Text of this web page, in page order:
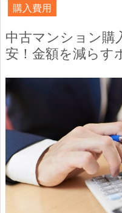
購入費用
中古マンション購
安！金額を減らす